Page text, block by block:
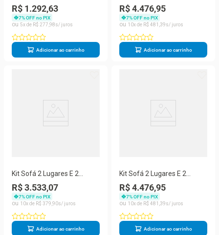
Base De Madeira Élpis
Móveis Linho Bege
R$ 1.292,63
7% OFF no PIX
5
R$ 277 98
Adicionar ao carrinho
Poltronas Beny Com Base
De Madeira Linho Areia
R$ 4.476,95
7% OFF no PIX
10
R$ 481 39
Adicionar ao carrinho
Kit Sofá 2 Lugares E 2
Poltronas Beny Com Base
De Madeira Linho Cinza
R$ 3.533,07
7% OFF no PIX
10
R$ 379 90
Adicionar ao carrinho
Kit Sofá 2 Lugares E 2
Poltronas Beny Com Base
De Madeira Linho Grafite
R$ 4.476,95
7% OFF no PIX
10
R$ 481 39
Adicionar ao carrinho